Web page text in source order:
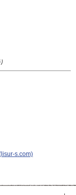
s.com)